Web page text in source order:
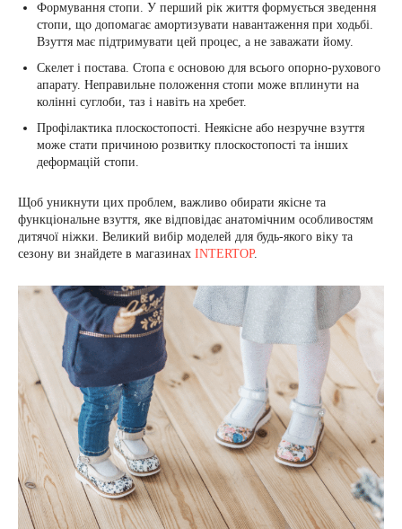
Формування стопи. У перший рік життя формується зведення
стопи, що допомагає амортизувати навантаження при ходьбі.
Взуття має підтримувати цей процес, а не заважати йому.
Скелет і постава. Стопа є основою для всього опорно-рухового
апарату. Неправильне положення стопи може вплинути на
колінні суглоби, таз і навіть на хребет.
Профілактика плоскостопості. Неякісне або незручне взуття
може стати причиною розвитку плоскостопості та інших
деформацій стопи.
Щоб уникнути цих проблем, важливо обирати якісне та
функціональне взуття, яке відповідає анатомічним особливостям
дитячої ніжки. Великий вибір моделей для будь-якого віку та
сезону ви знайдете в магазинах INTERTOP.